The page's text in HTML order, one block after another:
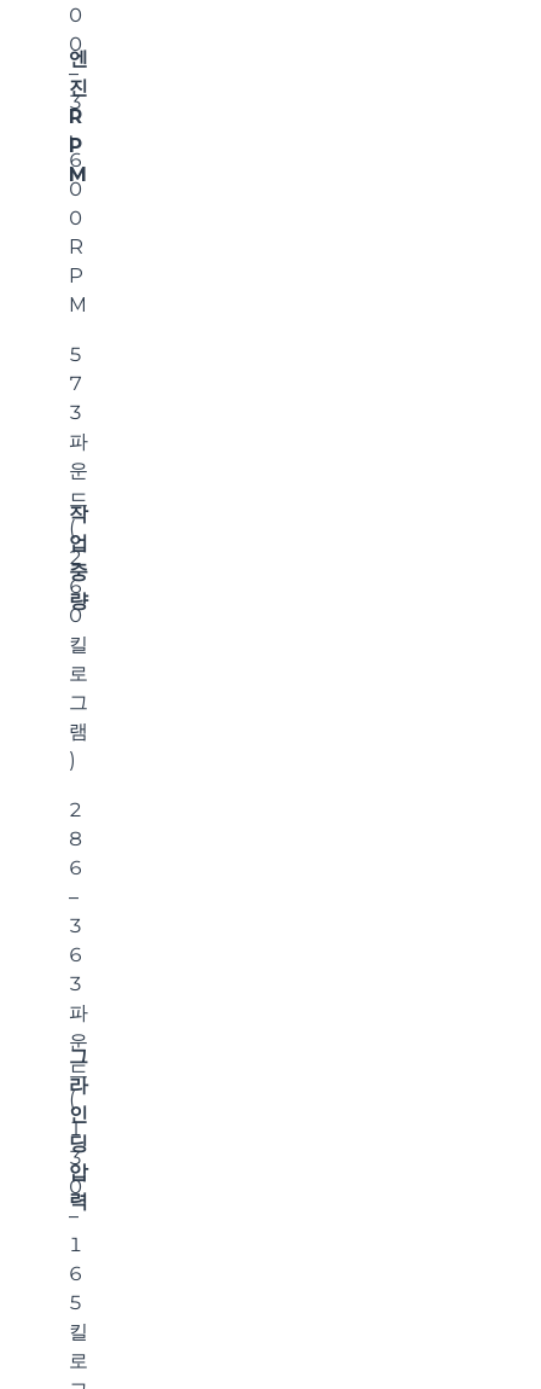
엔
진
R
P
M
0
0
–
3
,
6
0
0
R
P
M
작
업
중
량
5
7
3
파
운
드
(
2
6
0
킬
로
그
램
)
그
라
인
딩
압
력
2
8
6
–
3
6
3
파
운
드
(
1
3
0
–
1
6
5
킬
로